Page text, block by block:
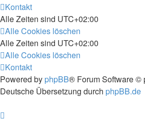
Kontakt
Alle Zeiten sind UTC+02:00
Alle Cookies löschen
Alle Zeiten sind UTC+02:00
Alle Cookies löschen
Kontakt
Powered by phpBB® Forum Software ©
Deutsche Übersetzung durch phpBB.de